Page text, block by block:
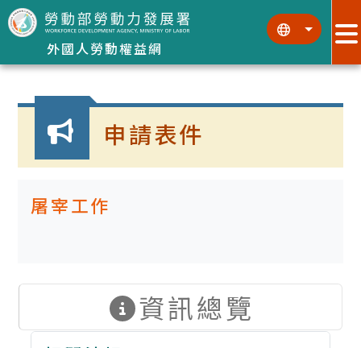
跳到主要內容區塊
外國人勞動權益網
::: :::
:::
申請表件
屠宰工作
資訊總覽